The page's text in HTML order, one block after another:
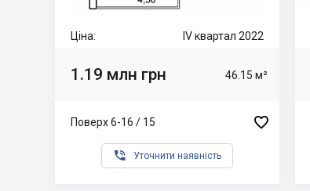
Ціна: IV квартал 2022
1.19 млн грн 46.15 м²
Поверх 6-16 / 15 
 Уточнити наявність